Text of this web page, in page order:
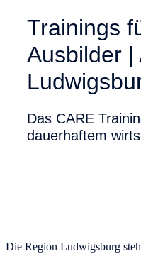
Trainings
Ausbilder |
Das CARE
dauerhaftem
Die Region Ludwigsburg